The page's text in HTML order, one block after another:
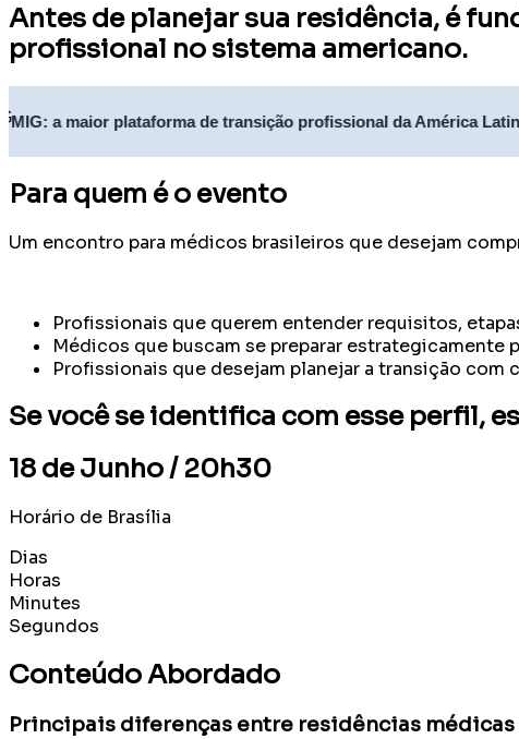
Antes de planejar sua residência, é
profissional no sistema americano.
plataforma de transição profissional da América Latina
Para quem é o evento
Um encontro para médicos brasileiros que desejam
Profissionais que querem entender requisitos,
Médicos que buscam se preparar estrategicamente
Profissionais que desejam planejar a transição com
Se você se identifica com esse perfil,
18 de Junho / 20h30
Horário de Brasília
Dias
Horas
Minutes
Segundos
Conteúdo Abordado
Principais diferenças entre residências médicas